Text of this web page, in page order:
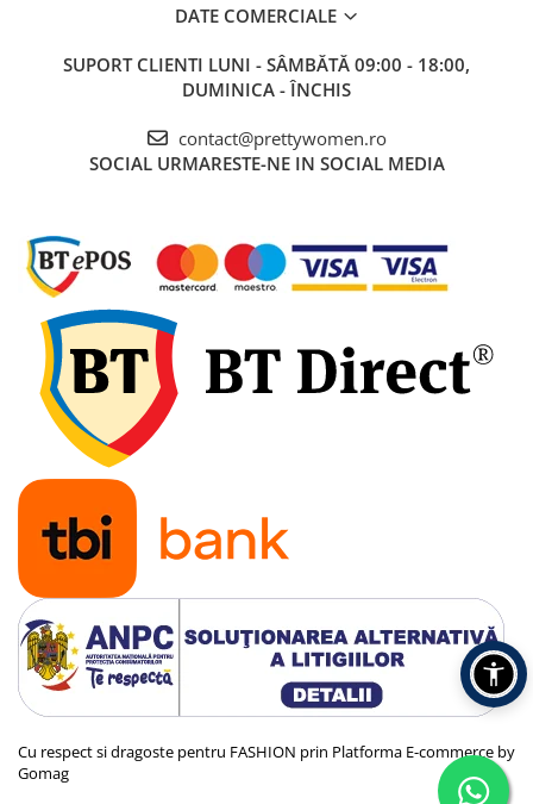
DATE COMERCIALE
SUPORT CLIENTI LUNI - SÂMBĂTĂ 09:00 - 18:00,
DUMINICA - ÎNCHIS
contact@prettywomen.ro
SOCIAL URMARESTE-NE IN SOCIAL MEDIA
Cu respect si dragoste pentru FASHION prin Platforma E-commerce by
Gomag